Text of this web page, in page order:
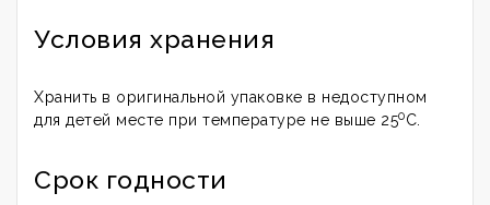
Условия хранения
Хранить в оригинальной упаковке в недоступном
для детей месте при температуре не выше 250С.
Срок годности